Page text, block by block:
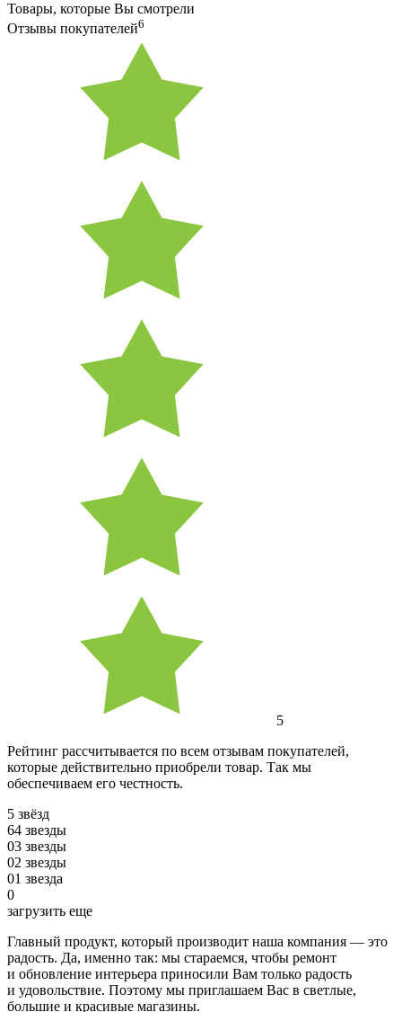
Товары, которые Вы смотрели
Отзывы покупателей6
5
Рейтинг рассчитывается по всем отзывам покупателей,
которые действительно приобрели товар. Так мы
обеспечиваем его честность.
5 звёзд
64 звезды
03 звезды
02 звезды
01 звезда
0
загрузить еще
Главный продукт, который производит наша компания — это
радость. Да, именно так: мы стараемся, чтобы ремонт
и обновление интерьера приносили Вам только радость
и удовольствие. Поэтому мы приглашаем Вас в светлые,
большие и красивые магазины.